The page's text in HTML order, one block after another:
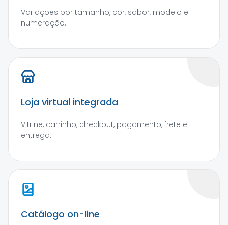
Variações por tamanho, cor, sabor, modelo e
numeração.
Loja virtual integrada
Vitrine, carrinho, checkout, pagamento, frete e
entrega.
Catálogo on-line